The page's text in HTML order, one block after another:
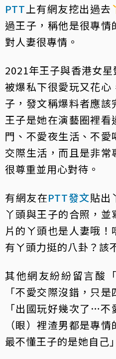
PTT上有網友挖出過去
過王子，稱他是很專
對人妻很專情。
2021年王子與香港女
被爆私下很愛玩又花
子，發文稱爆料者應
王子是她在演藝圈裡看
門、不愛夜生活、不
交際生活，而且是非
很尊重並用心對待。
有網友在PTT發文貼出
丫頭與王子的合照，
片的ㄚ頭也是人妻哦
有ㄚ頭力挺的八卦？該
其他網友紛紛留言酸
「不愛交際沒錯，只
「出國玩好幾次了…
（眼）裡渣男都是專
最不懂王子的是她自己